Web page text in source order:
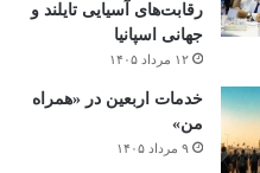
رقابت‌های آسیایی تایلند و
جهانی اسپانیا
۱۲ مرداد ۱۴۰۵
خدمات اربعین در «همراه
من»
۹ مرداد ۱۴۰۵